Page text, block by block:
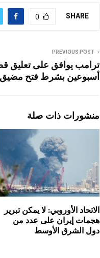
SHARE
0
PREVIOUS POST
ترامب يوافق على تعليق
أسبوعين بشرط فتح
منشورات ذات صلة
الاتحاد الأوروبي: لا يمكن تبرير
هجمات إيران على عدد من
دول الشرق الأوسط